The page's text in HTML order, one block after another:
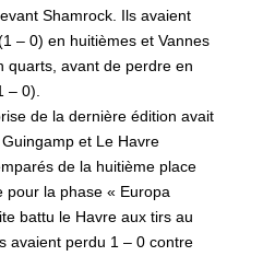
Shamrock. Ils avaient
– 0) en huitièmes et Vannes
quarts, avant de perdre en
– 0).
de la dernière édition avait
et Le Havre
de la huitième place
pour la phase « Europa
battu le Havre aux tirs au
avaient perdu 1 – 0 contre